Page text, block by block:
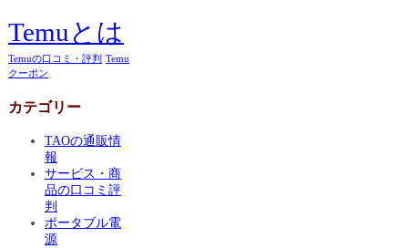
Temuとは
Temuの口コミ・評判 Temu
クーポン
カテゴリー
TAOの通販情
報
サービス・商
品の口コミ評
判
ポータブル電
源